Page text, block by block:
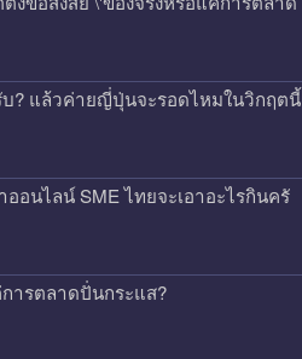
? แล้วค่ายญี่ปุ่นจะรอดไหมในวิกฤตนี้
อนไลน์ SME ไทยจะเอาอะไรกินครั
ารตลาดปั่นกระแส?